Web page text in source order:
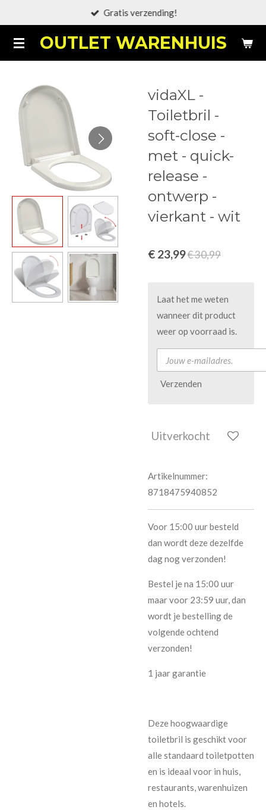
naar
de
OUTLET WARENHUIS
Gratis verzending!
vidaXL -
Toiletbril -
soft-close -
met - quick-
release -
ontwerp -
vierkant - wit
€ 23,99€ 30,99
Laat het me weten
wanneer dit product
weer op voorraad is.
Verzenden
Uitverkocht
Artikelnummer:
8718475940852
Voor 15:00 uur besteld
dan wordt deze dezelfde
dag nog verzonden!
Bestel je na 15:00 uur
maar voor 23:59 uur, dan
wordt je bestelling de
volgende ochtend
verzonden!
1 jaar garantie
Deze hoogwaardige
toiletbril is geschikt voor
alle standaard toiletpotten
en is ideaal voor in huis,
restaurants, warenhuizen
en hotels.